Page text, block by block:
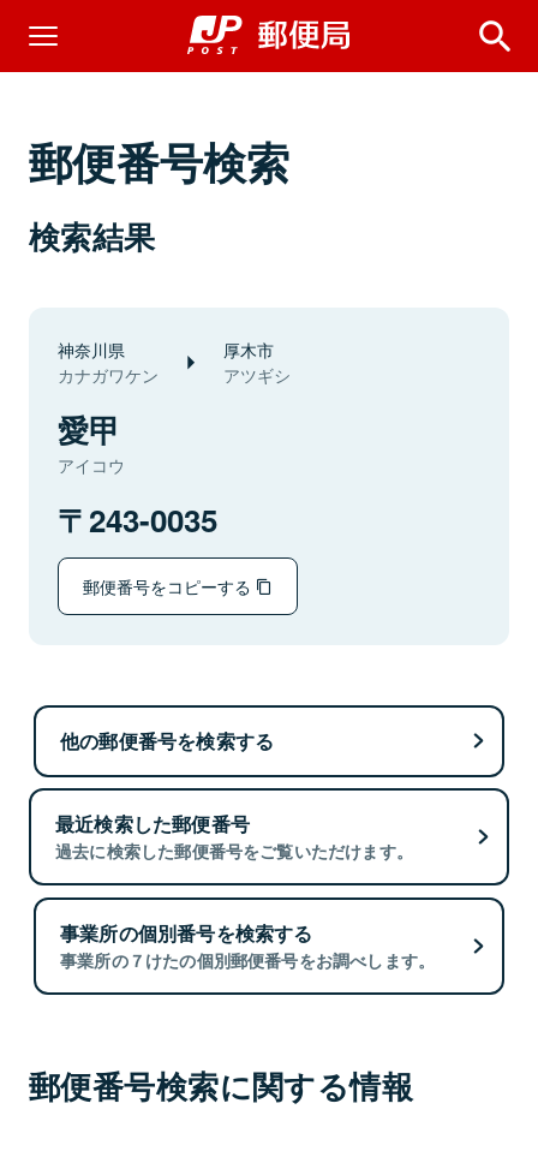
郵便番号検索
検索結果
神奈川県
カナガワケン
厚木市
アツギシ
愛甲
アイコウ
243-0035
郵便番号をコピーする
他の郵便番号を検索する
最近検索した郵便番号
過去に検索した郵便番号をご覧いただけます。
事業所の個別番号を検索する
事業所の７けたの個別郵便番号をお調べします。
郵便番号検索に関する情報